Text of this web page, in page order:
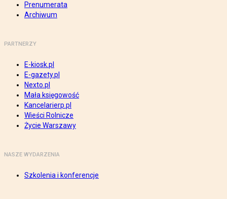
Prenumerata
Archiwum
PARTNERZY
E-kiosk.pl
E-gazety.pl
Nexto.pl
Mała księgowość
Kancelarierp.pl
Wieści Rolnicze
Życie Warszawy
NASZE WYDARZENIA
Szkolenia i konferencje